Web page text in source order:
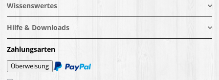
Wissenswertes
Hilfe & Downloads
Zahlungsarten